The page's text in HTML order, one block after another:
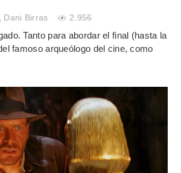
Dani Birras 2.956
Tanto para abordar el final (hasta la
famoso arqueólogo del cine, como